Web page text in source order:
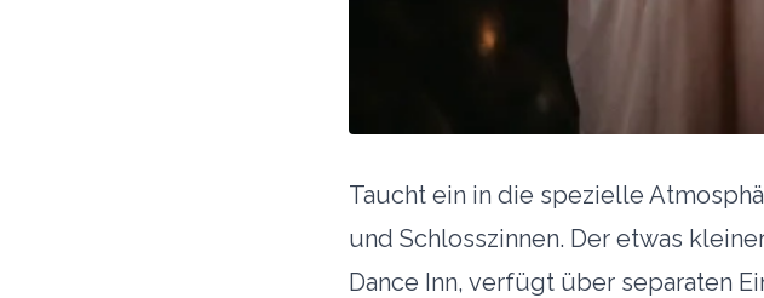
Taucht ein in die spezielle
und Schlosszinnen. Der etwas
Dance Inn, verfügt über separaten